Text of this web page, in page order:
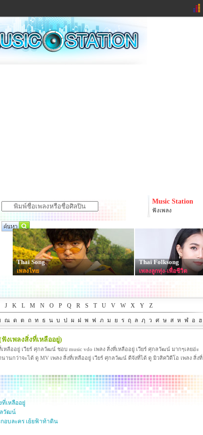
ข่าวด่วน ข่าวสั้น
ละคร
หนังใหม่
หมากรุกไทย
Music Station
ฟังเพลง
Thai Song
เพลงไทย
Thai Folksong
เพลงลูกทุ่ง-เพื่อชีวิต
J K L M N O P Q R S T U V W X Y Z
ณ ด ต ถ ท ธ น บ ป ผ ฝ พ ฟ ภ ม ย ร ฤ ล ฦ ว ศ ษ ส ห ฬ อ ฮ
ฟังเพลงสิ่งที่เหลืออยู่)
หลืออยู่ เวียร์ ศุกลวัฒน์ ชอบ music vdo เพลง สิ่งที่เหลืออยู่ เวียร์ ศุกลวัฒน์ มากๆเลยอ่ะ
านกว่าจะได้ ดู MV เพลง สิ่งที่เหลืออยู่ เวียร์ ศุกลวัฒน์ ดีจังที่ได้ ดู มิวสิควิดีโอ เพลง สิ่งที่
ที่เหลืออยู่
ลวัฒน์
กอบละคร เย้ยฟ้าท้าดิน